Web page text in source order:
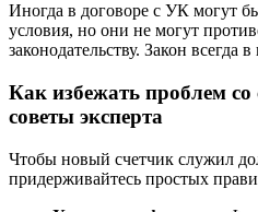
Иногда в договоре с УК могут
условия, но они не могут
законодательству. Закон всегда
Как избежать проблем
советы эксперта
Чтобы новый счетчик служил
придерживайтесь простых